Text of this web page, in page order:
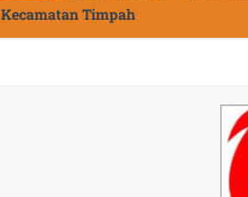
Kecamatan Timpah